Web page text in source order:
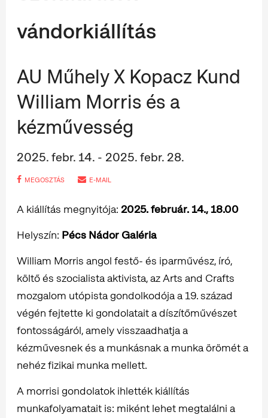
vándorkiállítás
AU Műhely X Kopacz Kund
William Morris és a
kézművesség
2025. febr. 14. - 2025. febr. 28.
MEGOSZTÁS E-MAIL
A kiállítás megnyitója: 2025. február. 14., 18.00
Helyszín: Pécs Nádor Galéria
William Morris angol festő- és iparművész, író,
költő és szocialista aktivista, az Arts and Crafts
mozgalom utópista gondolkodója a 19. század
végén fejtette ki gondolatait a díszítőművészet
fontosságáról, amely visszaadhatja a
kézművesnek és a munkásnak a munka örömét a
nehéz fizikai munka mellett.
A morrisi gondolatok ihlették kiállítás
munkafolyamatait is: miként lehet megtalálni a